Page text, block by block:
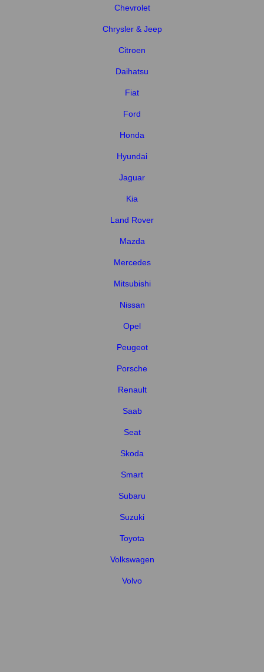
Chevrolet
Chrysler & Jeep
Citroen
Daihatsu
Fiat
Ford
Honda
Hyundai
Jaguar
Kia
Land Rover
Mazda
Mercedes
Mitsubishi
Nissan
Opel
Peugeot
Porsche
Renault
Saab
Seat
Skoda
Smart
Subaru
Suzuki
Toyota
Volkswagen
Volvo